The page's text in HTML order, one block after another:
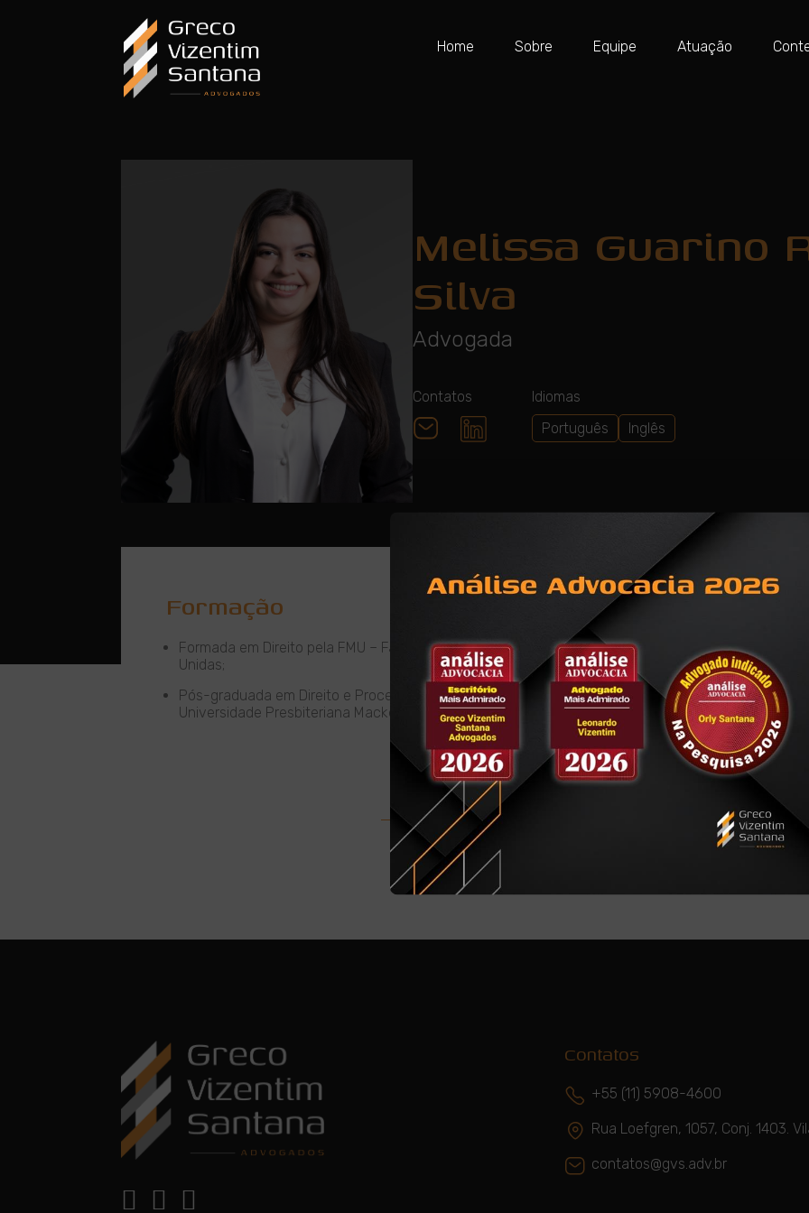
Home Sobre Equipe Atuação
Melissa Guarino
Silva
Advogada
Contatos
Idiomas
Português
Inglês
Formação
Formada em Direito pela FMU – Faculdades Metropolitanas
Unidas;
Pós-graduada em Direito e Processo do Trabalho pela
Universidade Presbiteriana Mackenzie.
Atuação
Trabalhista
  
Contatos
+55 (11) 5908-4600
Rua Loefgren, 1057, Conj. 1403.
contatos@gvs.adv.br